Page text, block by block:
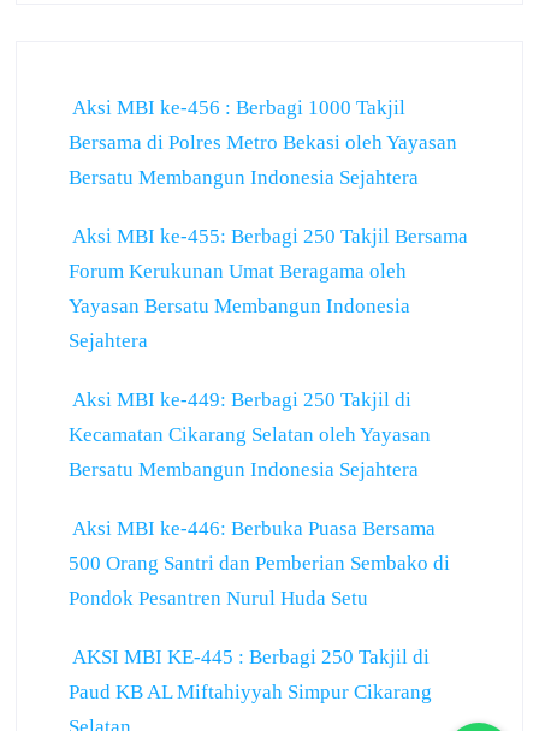
Aksi MBI ke-456 : Berbagi 1000 Takjil
Bersama di Polres Metro Bekasi oleh Yayasan
Bersatu Membangun Indonesia Sejahtera
Aksi MBI ke-455: Berbagi 250 Takjil Bersama
Forum Kerukunan Umat Beragama oleh
Yayasan Bersatu Membangun Indonesia
Sejahtera
Aksi MBI ke-449: Berbagi 250 Takjil di
Kecamatan Cikarang Selatan oleh Yayasan
Bersatu Membangun Indonesia Sejahtera
Aksi MBI ke-446: Berbuka Puasa Bersama
500 Orang Santri dan Pemberian Sembako di
Pondok Pesantren Nurul Huda Setu
AKSI MBI KE-445 : Berbagi 250 Takjil di
Paud KB AL Miftahiyyah Simpur Cikarang